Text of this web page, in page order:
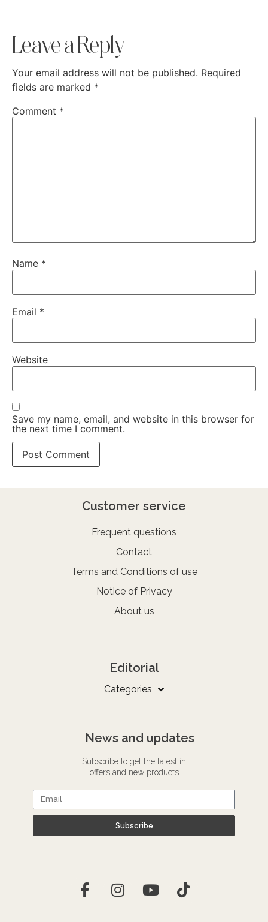
Leave a Reply
Your email address will not be published. Required
fields are marked *
Comment *
Name *
Email *
Website
Save my name, email, and website in this browser for
the next time I comment.
Customer service
Frequent questions
Contact
Terms and Conditions of use
Notice of Privacy
About us
Editorial
Categories
News and updates
Subscribe to get the latest in
offers and new products
Subscribe